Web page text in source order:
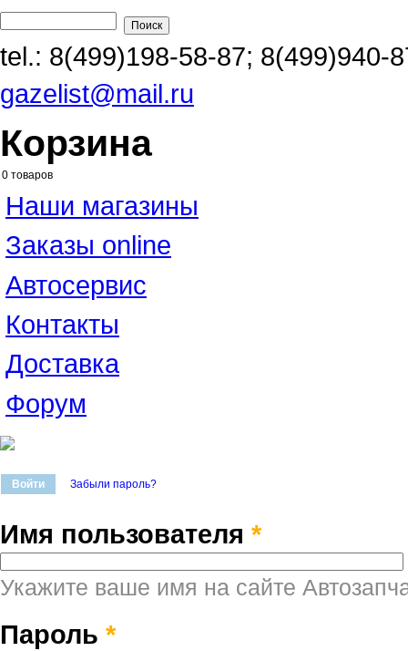
Форма поиска
tel.: 8(499)198-58-87; 8(499)940-
gazelist@mail.ru
Корзина
0 товаров
Наши магазины
Заказы online
Автосервис
Контакты
Доставка
Форум
Главные вкладки
Войти (активная вкладка)
Забыли пароль?
Имя пользователя *
Укажите ваше имя на сайте
Пароль *